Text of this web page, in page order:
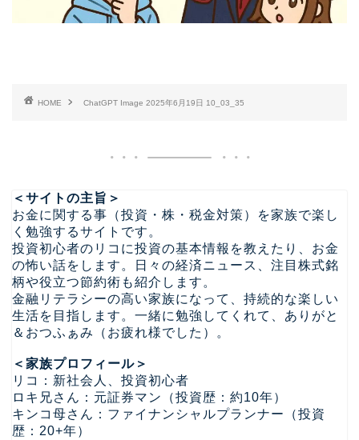
HOME ChatGPT Image 2025年6月19日 10_03_35
＜サイトの主旨＞
お金に関する事（投資・株・税金対策）を家族で楽し
く勉強するサイトです。
投資初心者のリコに投資の基本情報を教えたり、お金
の怖い話をします。日々の経済ニュース、注目株式銘
柄や役立つ節約術も紹介します。
金融リテラシーの高い家族になって、持続的な楽しい
生活を目指します。一緒に勉強してくれて、ありがと
＆おつふぁみ（お疲れ様でした）。
＜家族プロフィール＞
リコ：新社会人、投資初心者
ロキ兄さん：元証券マン（投資歴：約10年）
キンコ母さん：ファイナンシャルプランナー（投資
歴：20+年）